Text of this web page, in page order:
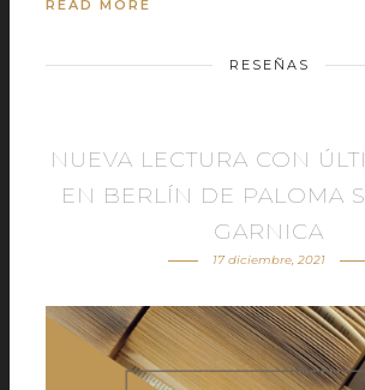
READ MORE
RESEÑAS
NUEVA LECTURA CON
EN BERLÍN DE PALOMA
GARNICA
17 diciembre, 2021